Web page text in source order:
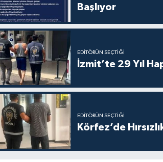
Başlıyor
EDITÖRÜN SEÇTIĞI
İzmit’te 29 Yıl
EDITÖRÜN SEÇTIĞI
Körfez’de